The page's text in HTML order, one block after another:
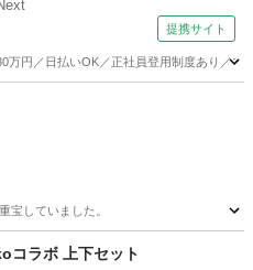
提携サイト
万円／日払いOK／正社員登用制度あり
宝していました。
コラボ 上下セット